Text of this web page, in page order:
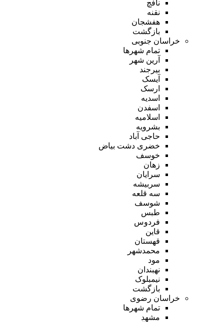
نافچ
نقنه
هفشجان
بازگشت
خراسان جنوبی
تمام شهر‌ها
آرین شهر
بیرجند
آیسک
ارسک
اسدیه
اسفدن
اسلامیه
بشرویه
حاجی آباد
خضری دشت بیاض
خوسف
زهان
سرایان
سربیشه
سه قلعه
شوسف
طبس
فردوس
قاین
قهستان
محمدشهر
مود
نهبندان
نیمبلوک
بازگشت
خراسان رضوی
تمام شهر‌ها
مشهد